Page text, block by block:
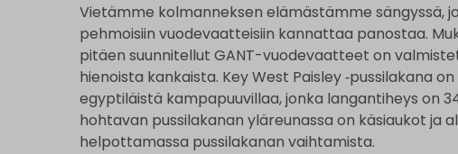
Vietämme kolmanneksen elämästämme sängyssä,
pehmoisiin vuodevaatteisiin kannattaa panostaa.
pitäen suunnitellut GANT-vuodevaatteet on
hienoista kankaista. Key West Paisley ‑pussilakana
egyptiläistä kampapuuvillaa, jonka langantiheys on
hohtavan pussilakanan yläreunassa on käsiaukot ja
helpottamassa pussilakanan vaihtamista.